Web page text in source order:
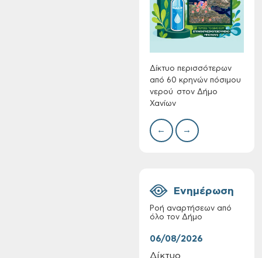
Πίνακες Κατάταξης
& Βαθμολογίας,
Πίνακες
προσληπτέων και
Δήμου Χανίων
Δίκτυο περισσότερων
από 60 κρηνών πόσιμου
νερού στον Δήμο
Χανίων
με
← →
Ενημέρωση
Ροή αναρτήσεων από
όλο τον Δήμο
06/08/2026
Δίκτυο